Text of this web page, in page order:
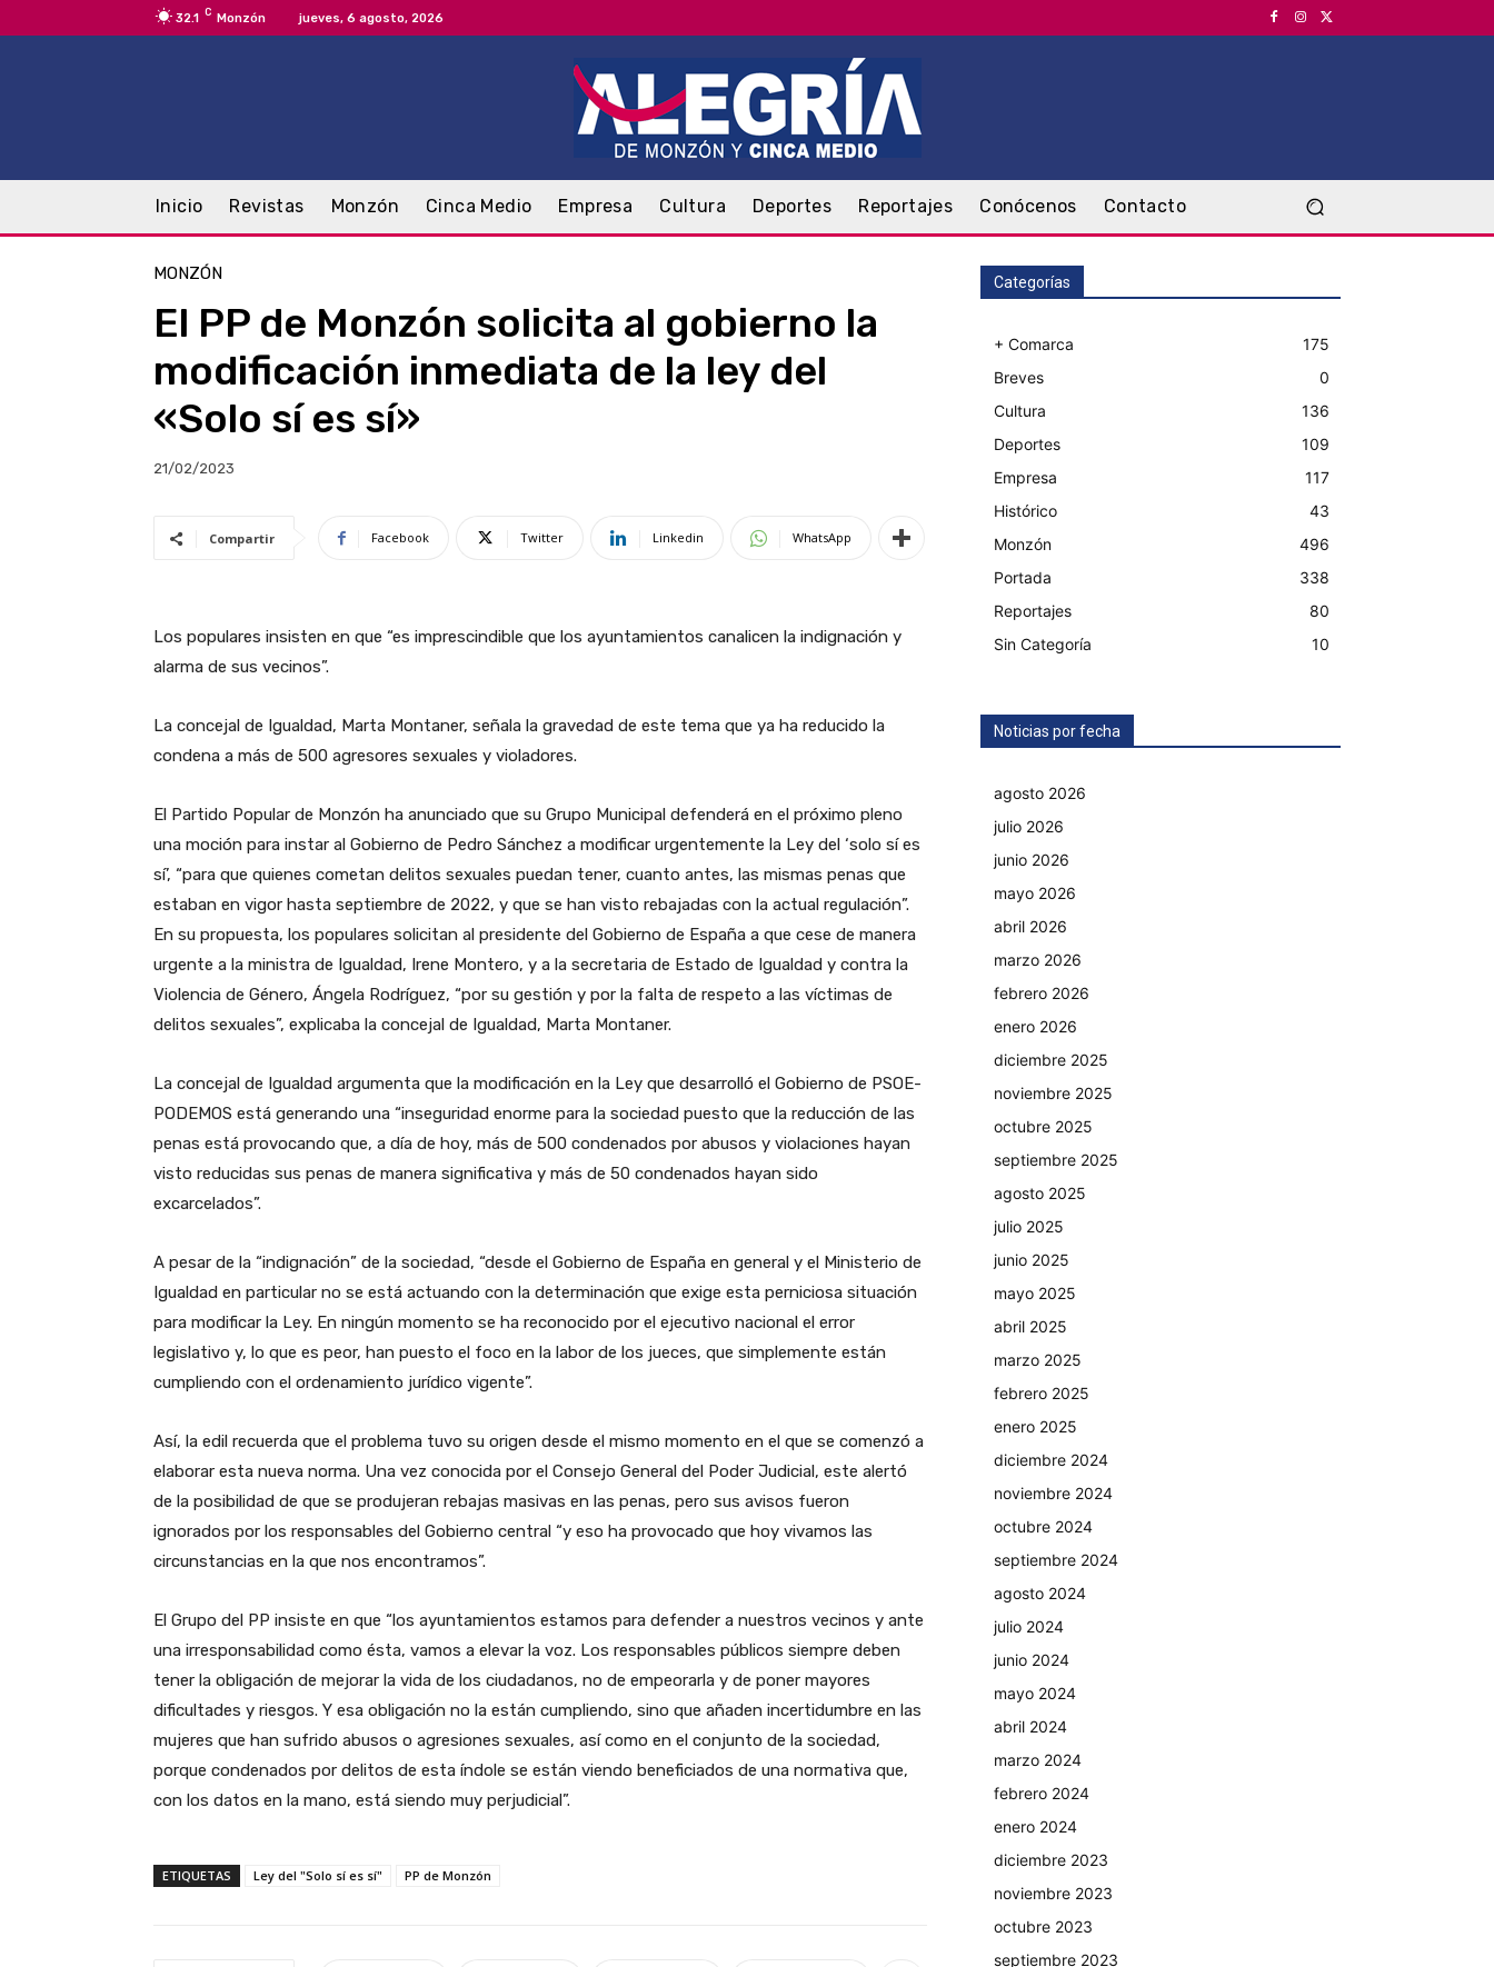
32.1 C Monzón jueves, 6 agosto, 2026
Inicio Revistas Monzón Cinca Medio Empresa Cultura Deportes Reportajes Conócenos Contacto
MONZÓN
El PP de Monzón solicita al gobierno la
modificación inmediata de la ley del
«Solo sí es sí»
21/02/2023
Compartir Facebook Twitter Linkedin WhatsApp
Los populares insisten en que “es imprescindible que los ayuntamientos canalicen la indignación y
alarma de sus vecinos”.
La concejal de Igualdad, Marta Montaner, señala la gravedad de este tema que ya ha reducido la
condena a más de 500 agresores sexuales y violadores.
El Partido Popular de Monzón ha anunciado que su Grupo Municipal defenderá en el próximo pleno
una moción para instar al Gobierno de Pedro Sánchez a modificar urgentemente la Ley del ‘solo sí es
sí’, “para que quienes cometan delitos sexuales puedan tener, cuanto antes, las mismas penas que
estaban en vigor hasta septiembre de 2022, y que se han visto rebajadas con la actual regulación”.
En su propuesta, los populares solicitan al presidente del Gobierno de España a que cese de manera
urgente a la ministra de Igualdad, Irene Montero, y a la secretaria de Estado de Igualdad y contra la
Violencia de Género, Ángela Rodríguez, “por su gestión y por la falta de respeto a las víctimas de
delitos sexuales”, explicaba la concejal de Igualdad, Marta Montaner.
La concejal de Igualdad argumenta que la modificación en la Ley que desarrolló el Gobierno de PSOE-
PODEMOS está generando una “inseguridad enorme para la sociedad puesto que la reducción de las
penas está provocando que, a día de hoy, más de 500 condenados por abusos y violaciones hayan
visto reducidas sus penas de manera significativa y más de 50 condenados hayan sido
excarcelados”.
A pesar de la “indignación” de la sociedad, “desde el Gobierno de España en general y el Ministerio de
Igualdad en particular no se está actuando con la determinación que exige esta perniciosa situación
para modificar la Ley. En ningún momento se ha reconocido por el ejecutivo nacional el error
legislativo y, lo que es peor, han puesto el foco en la labor de los jueces, que simplemente están
cumpliendo con el ordenamiento jurídico vigente”.
Así, la edil recuerda que el problema tuvo su origen desde el mismo momento en el que se comenzó a
elaborar esta nueva norma. Una vez conocida por el Consejo General del Poder Judicial, este alertó
de la posibilidad de que se produjeran rebajas masivas en las penas, pero sus avisos fueron
ignorados por los responsables del Gobierno central “y eso ha provocado que hoy vivamos las
circunstancias en la que nos encontramos”.
El Grupo del PP insiste en que “los ayuntamientos estamos para defender a nuestros vecinos y ante
una irresponsabilidad como ésta, vamos a elevar la voz. Los responsables públicos siempre deben
tener la obligación de mejorar la vida de los ciudadanos, no de empeorarla y de poner mayores
dificultades y riesgos. Y esa obligación no la están cumpliendo, sino que añaden incertidumbre en las
mujeres que han sufrido abusos o agresiones sexuales, así como en el conjunto de la sociedad,
porque condenados por delitos de esta índole se están viendo beneficiados de una normativa que,
con los datos en la mano, está siendo muy perjudicial”.
ETIQUETAS Ley del "Solo sí es sí" PP de Monzón
Categorías
+ Comarca
175
Breves
0
Cultura
136
Deportes
109
Empresa
117
Histórico
43
Monzón
496
Portada
338
Reportajes
80
Sin Categoría
10
Noticias por fecha
agosto 2026
julio 2026
junio 2026
mayo 2026
abril 2026
marzo 2026
febrero 2026
enero 2026
diciembre 2025
noviembre 2025
octubre 2025
septiembre 2025
agosto 2025
julio 2025
junio 2025
mayo 2025
abril 2025
marzo 2025
febrero 2025
enero 2025
diciembre 2024
noviembre 2024
octubre 2024
septiembre 2024
agosto 2024
julio 2024
junio 2024
mayo 2024
abril 2024
marzo 2024
febrero 2024
enero 2024
diciembre 2023
noviembre 2023
octubre 2023
septiembre 2023